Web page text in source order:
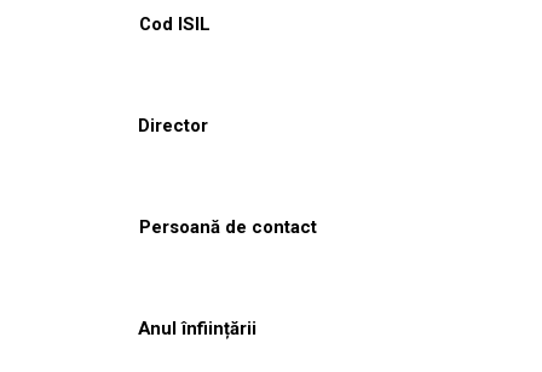
Cod ISIL
Director
Persoană de contact
Anul înființării